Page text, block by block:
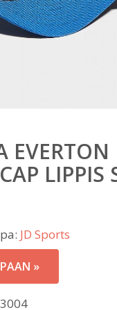
EVERTON
LIPPIS
JD Sports
»